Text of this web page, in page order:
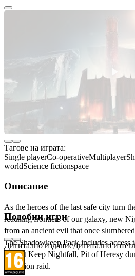
Тагове на играта:
Single playerCo-operativeMultiplayer
worldScience fictionspace
Описание
As the heroes of the last safe city turn
reaching frontiers of our galaxy, new
from an ancient evil that once
The Shadowkeep Pack includes access
Scarlet Keep Nightfall, Pit of Heresy
Salvation raid.
Подобни игри
Дигитално изданиеДигитално